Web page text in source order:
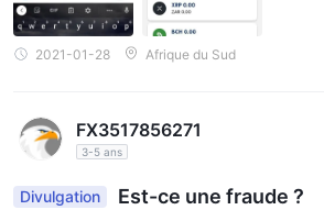
2021-01-28 Afrique du Sud
FX3517856271
3-5 ans
Divulgation Est-ce une fraude ?